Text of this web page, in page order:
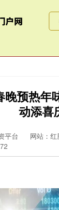
晚预热年
动添喜
平台 网站：红